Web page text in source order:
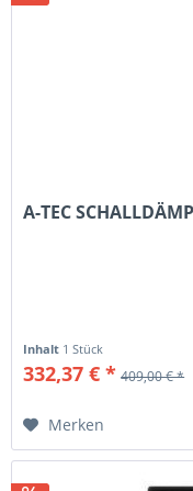
A-TEC
Inhalt 1 Stück
332,37 € * 409,00 € *
Merken